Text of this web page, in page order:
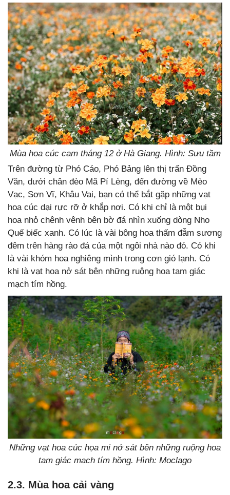
Mùa hoa cúc cam tháng 12 ở Hà Giang. Hình: Sưu tầm
Trên đường từ Phó Cáo, Phó Bảng lên thị trấn Đồng
Văn, dưới chân đèo Mã Pí Lèng, đến đường về Mèo
Vạc, Sơn Vĩ, Khâu Vai, bạn có thể bắt gặp những vạt
hoa cúc dại rực rỡ ở khắp nơi. Có khi chỉ là một bụi
hoa nhỏ chênh vênh bên bờ đá nhìn xuống dòng Nho
Quế biếc xanh. Có lúc là vài bông hoa thấm đẫm sương
đêm trên hàng rào đá của một ngôi nhà nào đó. Có khi
là vài khóm hoa nghiêng mình trong cơn gió lạnh. Có
khi là vạt hoa nở sát bên những ruộng hoa tam giác
mạch tím hồng.
Những vạt hoa cúc họa mi nở sát bên những ruộng hoa
tam giác mạch tím hồng. Hình: Moclago
2.3. Mùa hoa cải vàng